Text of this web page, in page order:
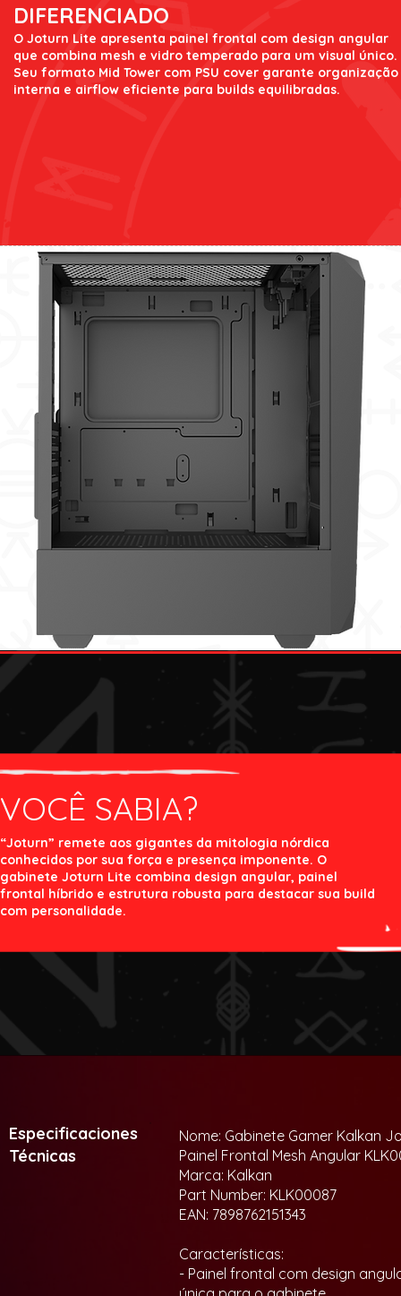
DIFERENCIADO
O Joturn Lite apresenta painel frontal com design angular
que combina mesh e vidro temperado para um visual único.
Seu formato Mid Tower com PSU cover garante organização
interna e airflow eficiente para builds equilibradas.
VOCÊ SABIA?
“Joturn” remete aos gigantes da mitologia nórdica
conhecidos por sua força e presença imponente. O
gabinete Joturn Lite combina design angular, painel
frontal híbrido e estrutura robusta para destacar sua build
com personalidade.
Especificaciones
Técnicas
Nome: Gabinete Gamer Kalkan
Painel Frontal Mesh Angular
Marca: Kalkan
Part Number: KLK00087
EAN: 7898762151343
Características:
- Painel frontal com design